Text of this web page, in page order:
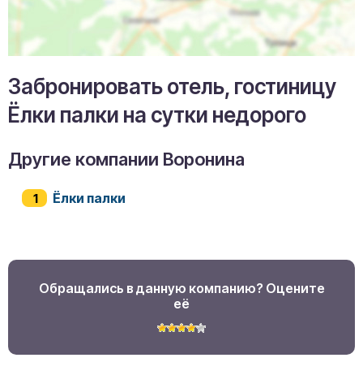
Забронировать отель, гостиницу
Ёлки палки на сутки недорого
Другие компании Воронина
Ёлки палки
Обращались в данную компанию? Оцените
её